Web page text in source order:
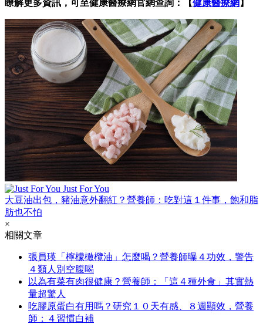
瞭解更多資訊，可至健康醫療網官網查詢：【健康醫療網 】
Just For You
大豆油出包，豬油意外翻紅？營養師：吃對這１件事，飽和脂
肪也不怕
×
相關文章
張員瑛「檸檬橄欖油」怎麼喝？營養師曝４功效，警告
４類人別空腹喝
以為有菜有肉很健康？營養師：「這４種外食」其實熱
量超驚人
吃膠原蛋白有用嗎？研究１０天有感、８週顯效，營養
師：４習慣白補